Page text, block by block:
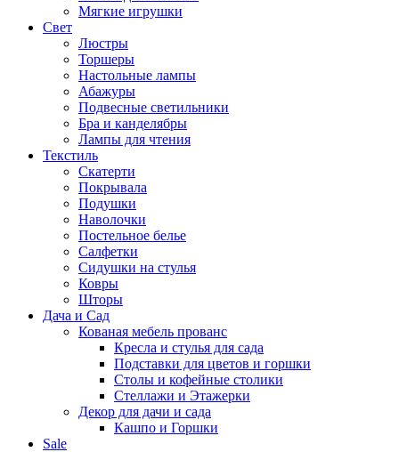
Мягкие игрушки
Свет
Люстры
Торшеры
Настольные лампы
Абажуры
Подвесные светильники
Бра и канделябры
Лампы для чтения
Текстиль
Скатерти
Покрывала
Подушки
Наволочки
Постельное белье
Салфетки
Сидушки на стулья
Ковры
Шторы
Дача и Сад
Кованая мебель прованс
Кресла и стулья для сада
Подставки для цветов и горшки
Столы и кофейные столики
Стеллажи и Этажерки
Декор для дачи и сада
Кашпо и Горшки
Sale